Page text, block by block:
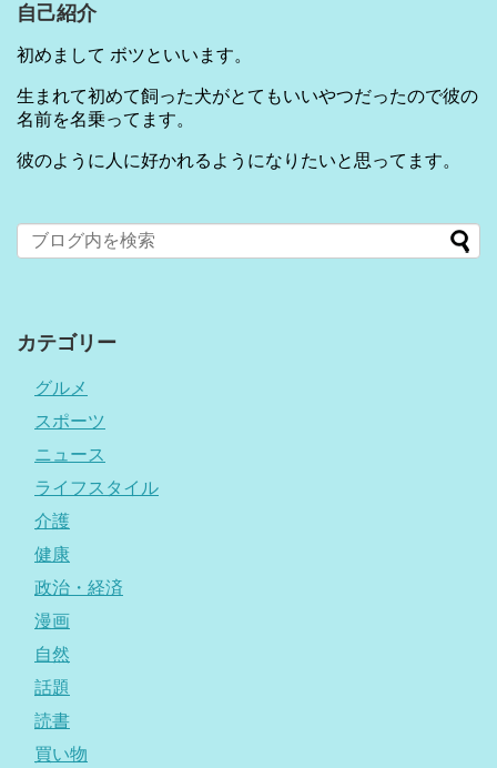
自己紹介
初めまして ボツといいます。
生まれて初めて飼った犬がとてもいいやつだったので彼の
名前を名乗ってます。
彼のように人に好かれるようになりたいと思ってます。
カテゴリー
グルメ
スポーツ
ニュース
ライフスタイル
介護
健康
政治・経済
漫画
自然
話題
読書
買い物